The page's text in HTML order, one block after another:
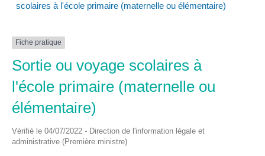
scolaires à l'école primaire (maternelle ou élémentaire)
Fiche pratique
Sortie ou voyage scolaires à
l'école primaire (maternelle ou
élémentaire)
Vérifié le 04/07/2022 - Direction de l'information légale et
administrative (Première ministre)